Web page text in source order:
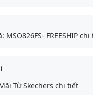
MSO826FS- FREESHIP chi
Từ Skechers chi tiết